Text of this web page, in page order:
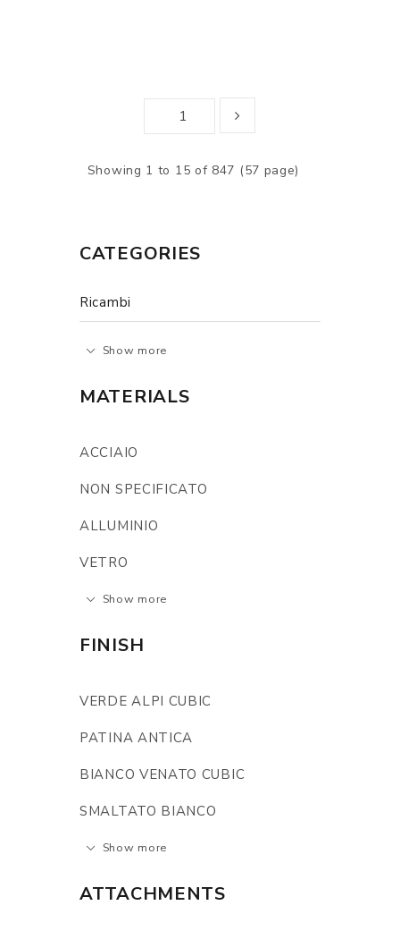
Showing 1 to 15 of 847 (57 page)
CATEGORIES
Ricambi
Show more
MATERIALS
ACCIAIO
NON SPECIFICATO
ALLUMINIO
VETRO
Show more
FINISH
VERDE ALPI CUBIC
PATINA ANTICA
BIANCO VENATO CUBIC
SMALTATO BIANCO
Show more
ATTACHMENTS